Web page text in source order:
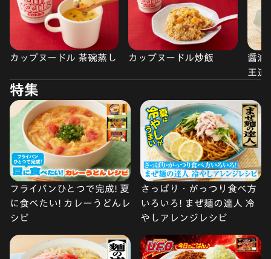
カップヌードル 茶碗蒸し カップヌードル炒飯
醤油
王道
特集
フライパンひとつで完成! 夏
に食べたい! カレーうどんレ
シピ
さっぱり・がっつり食べ方
いろいろ! まぜ麺の達人 冷
やしアレンジレシピ